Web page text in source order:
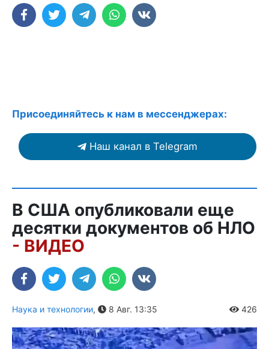
Присоединяйтесь к нам в мессенджерах:
Наш канал в Telegram
В США опубликовали еще
десятки документов об НЛО
- ВИДЕО
Наука и технологии, 8 Авг. 13:35 426